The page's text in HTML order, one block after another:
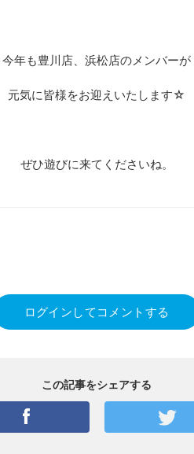
今年も豊川店、浜松店のメンバーが
元気に皆様をお迎えいたします☆
ぜひ遊びに来てくださいね。
ログインしてコメントする
この記事をシェアする